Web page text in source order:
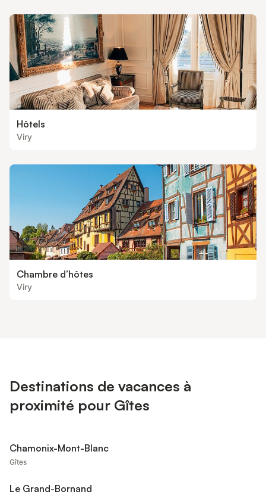
Hôtels
Viry
Chambre d’hôtes
Viry
Destinations de vacances à
proximité pour Gîtes
Chamonix-Mont-Blanc
Gîtes
Le Grand-Bornand